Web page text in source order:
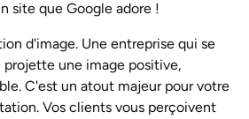
site que Google adore !
d'image. Une entreprise qui se
une image positive,
C'est un atout majeur pour votre
Vos clients vous perçoivent